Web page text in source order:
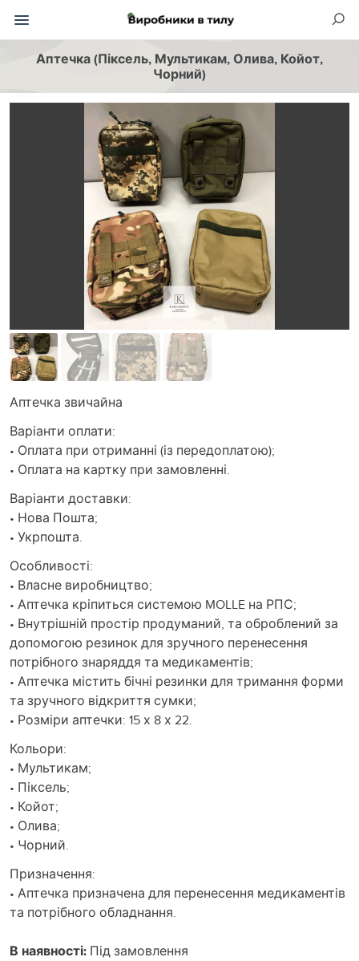
Аптечка (Піксель, Мультикам, Олива, Койот,
Чорний)
Аптечка звичайна
Варіанти оплати:
• Оплата при отриманні (із передоплатою);
• Оплата на картку при замовленні.
Варіанти доставки:
• Нова Пошта;
• Укрпошта.
Особливості:
• Власне виробництво;
• Аптечка кріпиться системою MOLLE на РПС;
• Внутрішній простір продуманий, та оброблений за
допомогою резинок для зручного перенесення
потрібного знаряддя та медикаментів;
• Аптечка містить бічні резинки для тримання форми
та зручного відкриття сумки;
• Розміри аптечки: 15 х 8 х 22.
Кольори:
• Мультикам;
• Піксель;
• Койот;
• Олива;
• Чорний.
Призначення:
• Аптечка призначена для перенесення медикаментів
та потрібного обладнання.
В наявності: Під замовлення